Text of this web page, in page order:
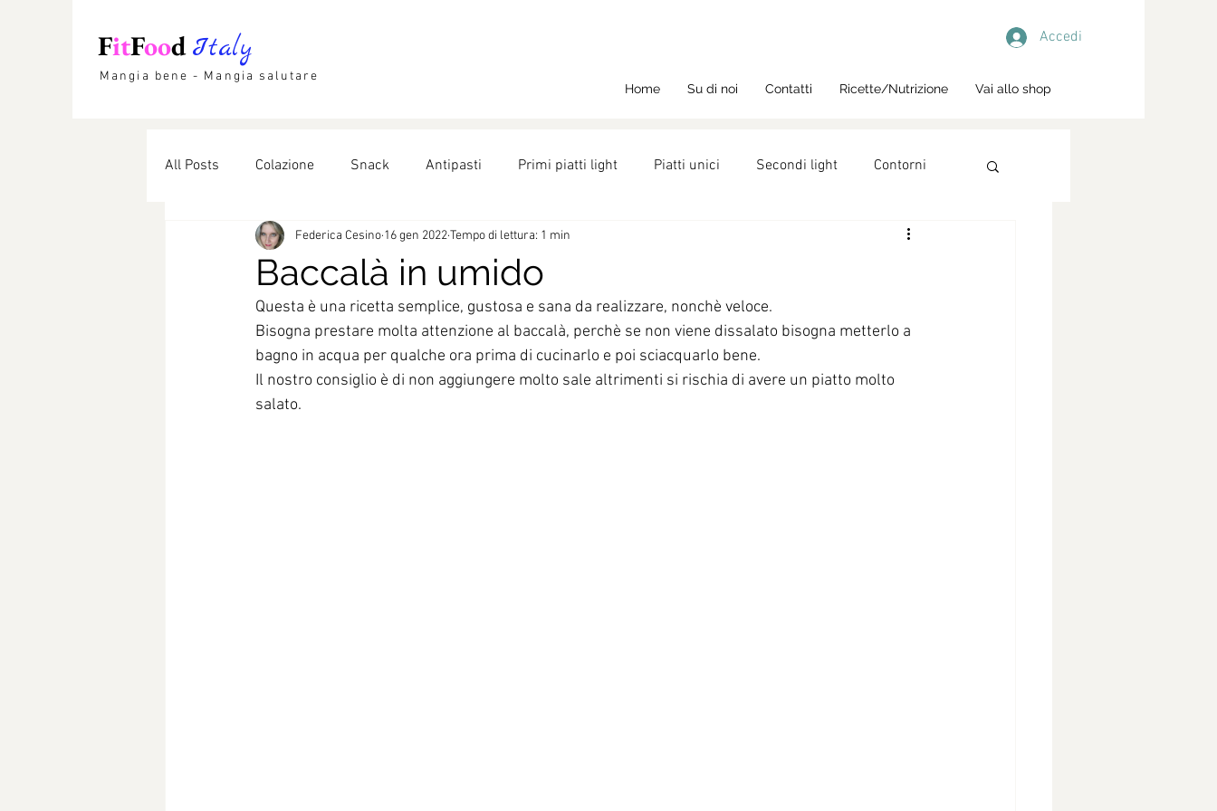
FitFoodItaly
Mangia bene - Mangia salutare
Accedi
Home Su di noi Contatti Ricette/Nutrizione Vai allo shop
All Posts Colazione Snack Antipasti Primi piatti light Piatti unici Secondi light Contorni
Lievitati Dolci light Ricette Nutrizione
Baccalà in umido
Federica Cesino 16 gen 2022Tempo di lettura: 1 min
Questa è una ricetta semplice, gustosa e sana da realizzare, nonchè veloce.
Bisogna prestare molta attenzione al baccalà, perchè se non viene dissalato bisogna metterlo a
bagno in acqua per qualche ora prima di cucinarlo e poi sciacquarlo bene.
Il nostro consiglio è di non aggiungere molto sale altrimenti si rischia di avere un piatto molto
salato.